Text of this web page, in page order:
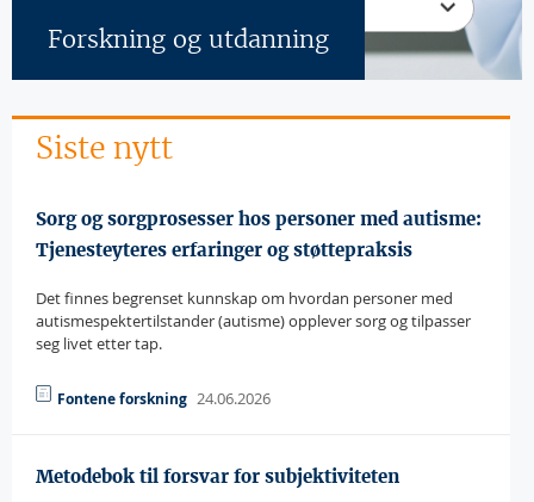
Forskning og utdanning
Siste nytt
Sorg og sorgprosesser hos personer med autisme:
Tjenesteyteres erfaringer og støttepraksis
Det finnes begrenset kunnskap om hvordan personer med
autismespektertilstander (autisme) opplever sorg og tilpasser
seg livet etter tap.
Fontene forskning 24.06.2026
Metodebok til forsvar for subjektiviteten
Sider